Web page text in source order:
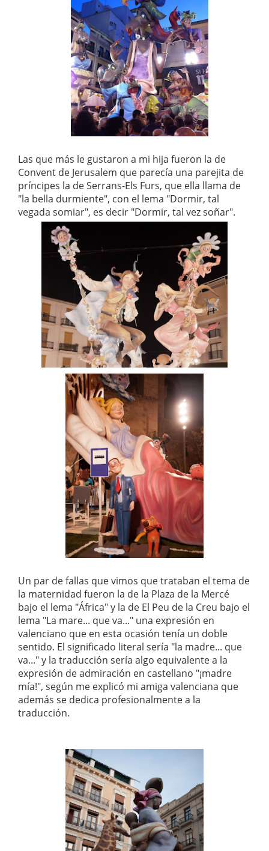
Las que más le gustaron a mi hija fueron la de
Convent de Jerusalem que parecía una parejita de
príncipes la de Serrans-Els Furs, que ella llama de
"la bella durmiente", con el lema "Dormir, tal
vegada somiar", es decir "Dormir, tal vez soñar".
Un par de fallas que vimos que trataban el tema de
la maternidad fueron la de la Plaza de la Mercé
bajo el lema "África" y la de El Peu de la Creu bajo el
lema "La mare... que va..." una expresión en
valenciano que en esta ocasión tenía un doble
sentido. El significado literal sería "la madre... que
va..." y la traducción sería algo equivalente a la
expresión de admiración en castellano "¡madre
mía!", según me explicó mi amiga valenciana que
además se dedica profesionalmente a la
traducción.